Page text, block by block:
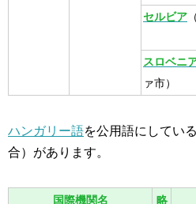
セルビア
スロベニ
ァ市）
ハンガリー語を公用語にしてい
合）があります。
国際機関名
略